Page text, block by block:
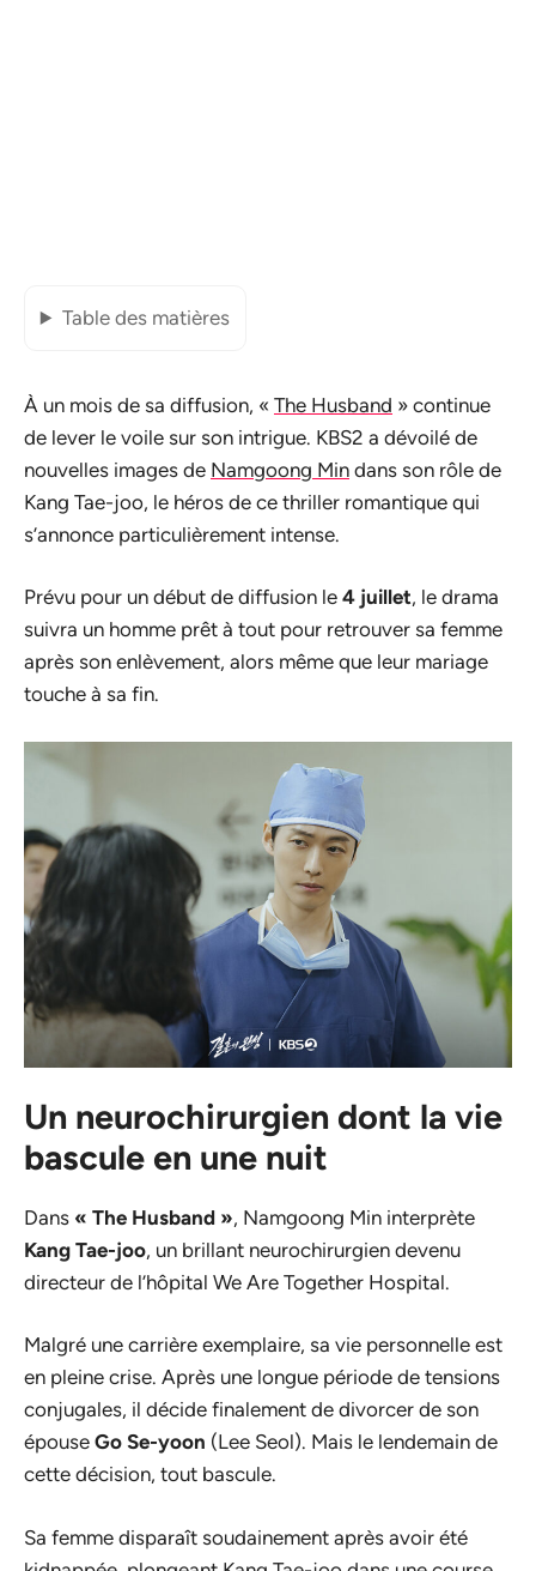
Table des matières
À un mois de sa diffusion, « The Husband » continue
de lever le voile sur son intrigue. KBS2 a dévoilé de
nouvelles images de Namgoong Min dans son rôle de
Kang Tae-joo, le héros de ce thriller romantique qui
s’annonce particulièrement intense.
Prévu pour un début de diffusion le 4 juillet, le drama
suivra un homme prêt à tout pour retrouver sa femme
après son enlèvement, alors même que leur mariage
touche à sa fin.
Un neurochirurgien dont la vie
bascule en une nuit
Dans « The Husband », Namgoong Min interprète
Kang Tae-joo, un brillant neurochirurgien devenu
directeur de l’hôpital We Are Together Hospital.
Malgré une carrière exemplaire, sa vie personnelle est
en pleine crise. Après une longue période de tensions
conjugales, il décide finalement de divorcer de son
épouse Go Se-yoon (Lee Seol). Mais le lendemain de
cette décision, tout bascule.
Sa femme disparaît soudainement après avoir été